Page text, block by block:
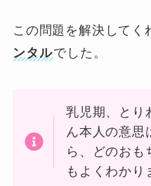
この問題を解決してく
ンタルでした。
乳児期、とり
ん本人の意思
ら、どのおも
もよくわかり